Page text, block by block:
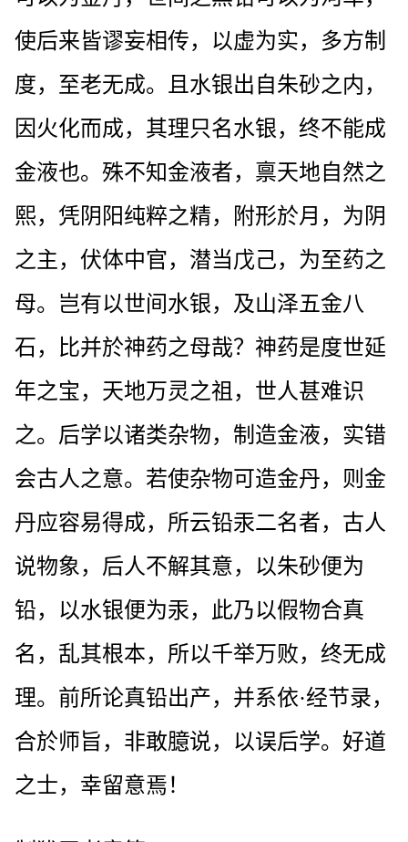
使后来皆谬妄相传，以虚为实，多方制
度，至老无成。且水银出自朱砂之内，
因火化而成，其理只名水银，终不能成
金液也。殊不知金液者，禀天地自然之
熙，凭阴阳纯粹之精，附形於月，为阴
之主，伏体中官，潜当戊己，为至药之
母。岂有以世间水银，及山泽五金八
石，比并於神药之母哉？神药是度世延
年之宝，天地万灵之祖，世人甚难识
之。后学以诸类杂物，制造金液，实错
会古人之意。若使杂物可造金丹，则金
丹应容易得成，所云铅汞二名者，古人
说物象，后人不解其意，以朱砂便为
铅，以水银便为汞，此乃以假物合真
名，乱其根本，所以千举万败，终无成
理。前所论真铅出产，并系依·经节录，
合於师旨，非敢臆说，以误后学。好道
之士，幸留意焉！